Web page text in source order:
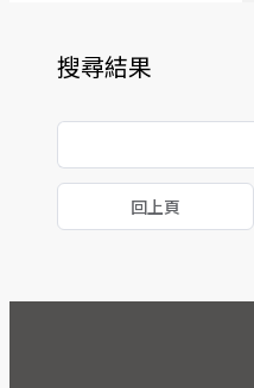
搜尋結果
回上頁